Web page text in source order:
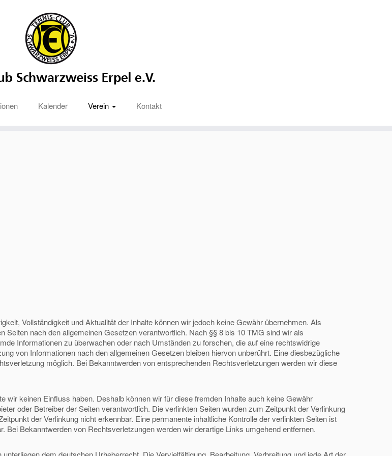
Kalender Verein Kontakt
Vollständigkeit und Aktualität der Inhalte können wir jedoch keine Gewähr übernehmen. Als
nach den allgemeinen Gesetzen verantwortlich. Nach §§ 8 bis 10 TMG sind wir als
Informationen zu überwachen oder nach Umständen zu forschen, die auf eine rechtswidrige
von Informationen nach den allgemeinen Gesetzen bleiben hiervon unberührt. Eine diesbezügliche
möglich. Bei Bekanntwerden von entsprechenden Rechtsverletzungen werden wir diese
wir keinen Einfluss haben. Deshalb können wir für diese fremden Inhalte auch keine Gewähr
oder Betreiber der Seiten verantwortlich. Die verlinkten Seiten wurden zum Zeitpunkt der Verlinkung
der Verlinkung nicht erkennbar. Eine permanente inhaltliche Kontrolle der verlinkten Seiten ist
Bekanntwerden von Rechtsverletzungen werden wir derartige Links umgehend entfernen.